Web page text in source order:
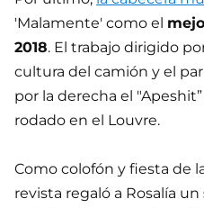
'Malamente' como el
2018. El trabajo dirigido
cultura del camión y el
por la derecha el
rodado en el Louvre.
Como colofón y fiesta de
revista regaló a Rosalía un